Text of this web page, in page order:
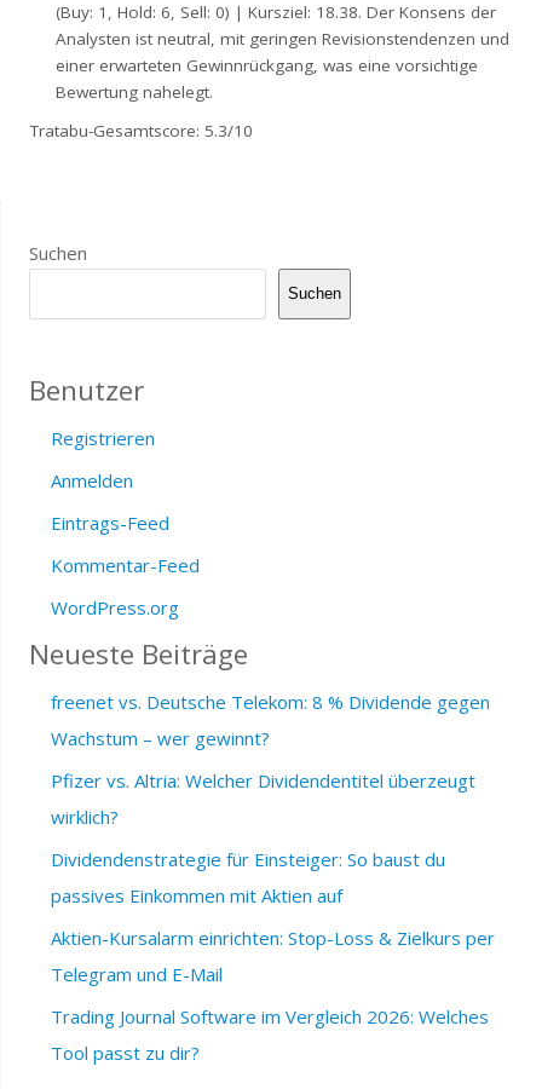
(Buy: 1, Hold: 6, Sell: 0) | Kursziel: 18.38. Der Konsens der
Analysten ist neutral, mit geringen Revisionstendenzen und
einer erwarteten Gewinnrückgang, was eine vorsichtige
Bewertung nahelegt.
Tratabu-Gesamtscore: 5.3/10
Suchen
Suchen
Benutzer
Registrieren
Anmelden
Eintrags-Feed
Kommentar-Feed
WordPress.org
Neueste Beiträge
freenet vs. Deutsche Telekom: 8 % Dividende gegen
Wachstum – wer gewinnt?
Pfizer vs. Altria: Welcher Dividendentitel überzeugt
wirklich?
Dividendenstrategie für Einsteiger: So baust du
passives Einkommen mit Aktien auf
Aktien-Kursalarm einrichten: Stop-Loss & Zielkurs per
Telegram und E-Mail
Trading Journal Software im Vergleich 2026: Welches
Tool passt zu dir?